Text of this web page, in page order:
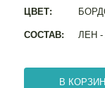
ЦВЕТ:
СОСТАВ: ЛЕН -
В